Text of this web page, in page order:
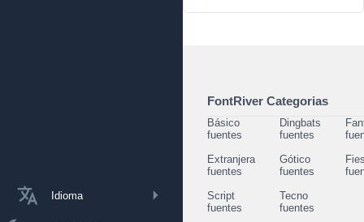
Idioma
FontRiver Categorias
Básico
fuentes
Dingbats
fuentes
Extranjera
fuentes
Gótico
fuentes
Script
fuentes
Tecno
fuentes